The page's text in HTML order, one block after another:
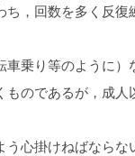
，回数を多く反復
乗り等のように）
のであるが，成人
心掛けねばならな